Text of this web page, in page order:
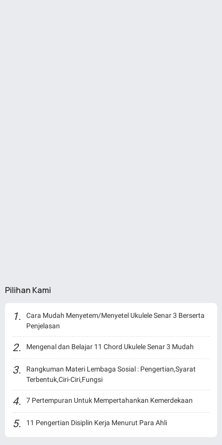
Pilihan Kami
Cara Mudah Menyetem/Menyetel Ukulele Senar 3 Berserta
Penjelasan
Mengenal dan Belajar 11 Chord Ukulele Senar 3 Mudah
Rangkuman Materi Lembaga Sosial : Pengertian,Syarat
Terbentuk,Ciri-Ciri,Fungsi
7 Pertempuran Untuk Mempertahankan Kemerdekaan
11 Pengertian Disiplin Kerja Menurut Para Ahli